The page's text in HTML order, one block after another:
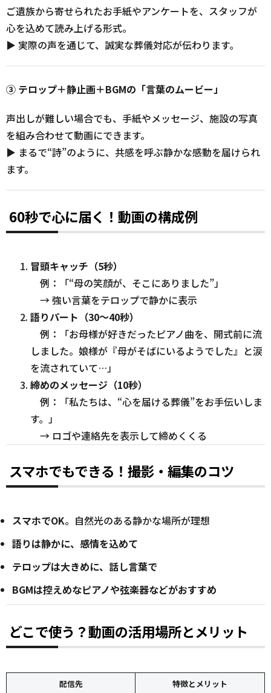
ご遺族から寄せられたお手紙やアンケートを、スタッフが
心を込めて読み上げる形式。
▶ 実際の声を通じて、誠実な葬儀対応が伝わります。
③ テロップ＋静止画＋BGMの「言葉のムービー」
声出しが難しい場合でも、手紙やメッセージ、施設の写真
を組み合わせて動画にできます。
▶ まるで“詩”のように、共感を呼ぶ静かな感動を届けられ
ます。
60秒で心に届く！動画の構成例
冒頭キャッチ（5秒）
例：「“母の笑顔が、そこにありました”」
→ 強い言葉をテロップで静かに表示
語りパート（30～40秒）
例：「お母様が好きだったピアノ曲を、開式前に流
しました。娘様が『母がそばにいるようでした』と涙
を流されていて…」
締めのメッセージ（10秒）
例：「私たちは、“心を届ける葬儀”をお手伝いしま
す。」
→ ロゴや連絡先を表示して締めくくる
スマホでもできる！撮影・編集のコツ
スマホでOK。自然光のある静かな場所が理想
語りは静かに、感情を込めて
テロップは大きめに、話し言葉で
BGMは控えめなピアノや弦楽器などがおすすめ
どこで使う？動画の活用場所とメリット
配信先 特徴とメリット